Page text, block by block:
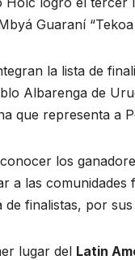
Guaraní
la lista de
Albarenga de
que representa a
los
a las
finalistas, por
lugar del Latin